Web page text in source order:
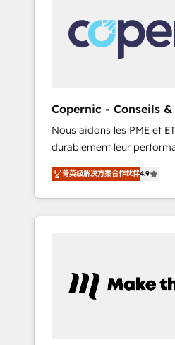
portal? We are built for
our clients gain a unique
architecture, pipeline
intelligence, and go-to-
days ⚡ - Global: 75+ RPers across five
continents 🌐 - Scale: Largest organically
grown & fastest tiering
🪴 - Sales Hub: More implementations than
any other Partner 💻 - Migrations:
Salesforce addicts to
Don't hire a marketing
Copernic - Conseils
HubSpot
Nous aidons les PME et
durablement leur
aux vrais défis : • Intégration de HubSpot
avec d’autres outils (ERP,
Alignement des équipes
des données partagées • Amélioration de la
Notre équipe de 30
HubSpot aborde chaque
菁英级解决方案合作伙伴4.9